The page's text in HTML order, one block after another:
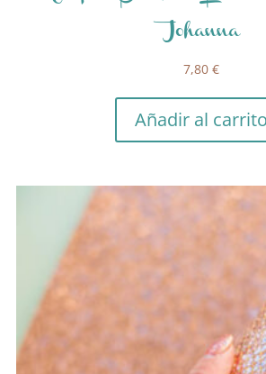
Johanna
7,80 €
Añadir al carrito